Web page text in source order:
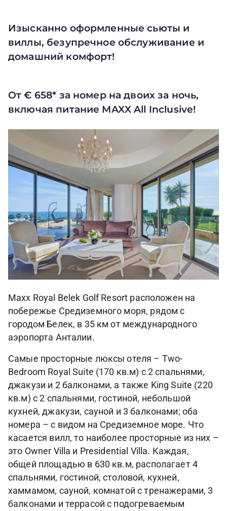
Изысканно оформленные сьюты и
виллы, безупречное обслуживание и
домашний комфорт!
От € 658* за номер на двоих за ночь,
включая питание MAXX All Inclusive!
Maxx Royal Belek Golf Resort расположен на
побережье Средиземного моря, рядом с
городом Белек, в 35 км от международного
аэропорта Анталии.
Самые просторные люксы отеля – Two-
Bedroom Royal Suite (170 кв.м) с 2 спальнями,
джакузи и 2 балконами, а также King Suite (220
кв.м) с 2 спальнями, гостиной, небольшой
кухней, джакузи, сауной и 3 балконами; оба
номера – с видом на Средиземное море. Что
касается вилл, то наиболее просторные из них –
это Owner Villa и Presidential Villa. Каждая,
общей площадью в 630 кв.м, располагает 4
спальнями, гостиной, столовой, кухней,
хаммамом, сауной, комнатой с тренажерами, 3
балконами и террасой с подогреваемым